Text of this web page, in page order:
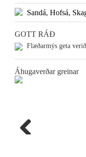
Sandá, Hofsá,
GOTT RÁÐ
Flæðarmýs geta
Áhugaverðar greinar